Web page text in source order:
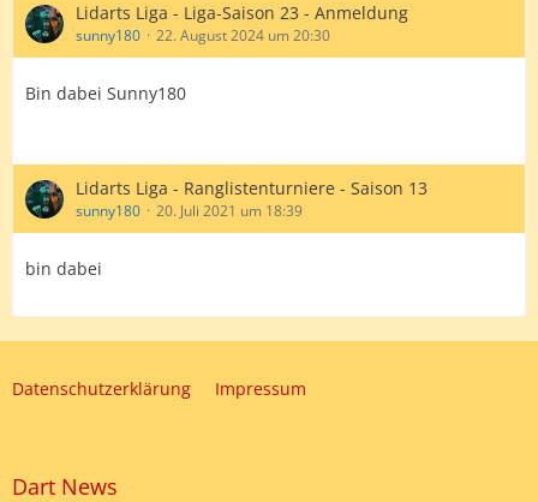
Lidarts Liga - Liga-Saison 23 - Anmeldung
sunny180 22. August 2024 um 20:30
Bin dabei Sunny180
Lidarts Liga - Ranglistenturniere - Saison 13
sunny180 20. Juli 2021 um 18:39
bin dabei
Datenschutzerklärung Impressum
Dart News